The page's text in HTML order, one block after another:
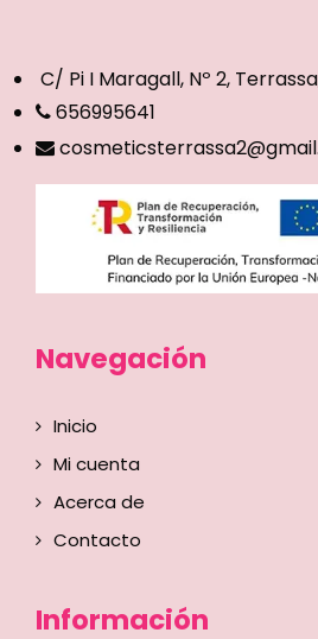
C/ Pi I Maragall, Nº 2,
656995641
Navegación
Inicio
Mi cuenta
Acerca de
Contacto
Información